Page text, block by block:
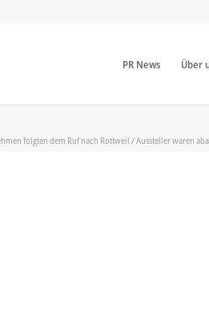
PR News Über
folgten dem Ruf nach Rottweil / Aussteller waren